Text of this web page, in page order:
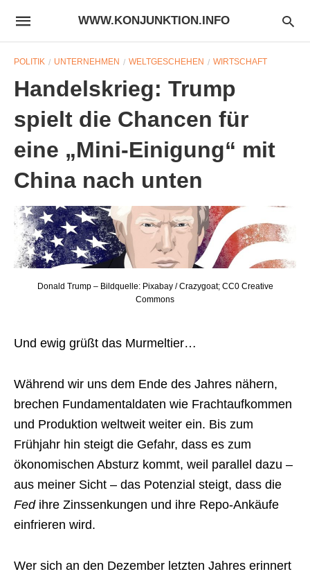
WWW.KONJUNKTION.INFO
POLITIK UNTERNEHMEN WELTGESCHEHEN WIRTSCHAFT
Handelskrieg: Trump
spielt die Chancen für
eine „Mini-Einigung“ mit
China nach unten
Donald Trump – Bildquelle: Pixabay / Crazygoat; CC0 Creative
Commons
Und ewig grüßt das Murmeltier…
Während wir uns dem Ende des Jahres nähern,
brechen Fundamentaldaten wie Frachtaufkommen
und Produktion weltweit weiter ein. Bis zum
Frühjahr hin steigt die Gefahr, dass es zum
ökonomischen Absturz kommt, weil parallel dazu –
aus meiner Sicht – das Potenzial steigt, dass die
Fedihre Zinssenkungen und ihre Repo-Ankäufe
einfrieren wird.
Wer sich an den Dezember letzten Jahres erinnert